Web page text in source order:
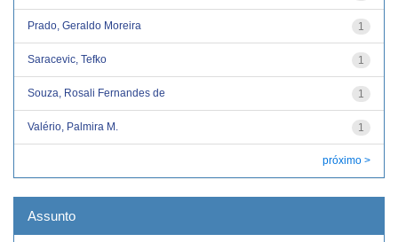
1
Prado, Geraldo Moreira
1
Saracevic, Tefko
1
Souza, Rosali Fernandes de
1
Valério, Palmira M.
próximo >
Assunto